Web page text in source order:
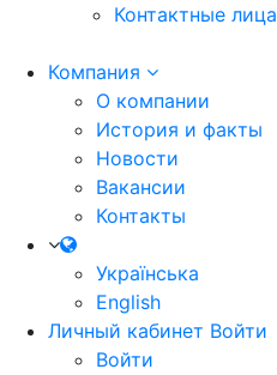
Контактные лица
Компания
О компании
История и факты
Новости
Вакансии
Контакты
Українська
English
Личный кабинет Войти
Войти